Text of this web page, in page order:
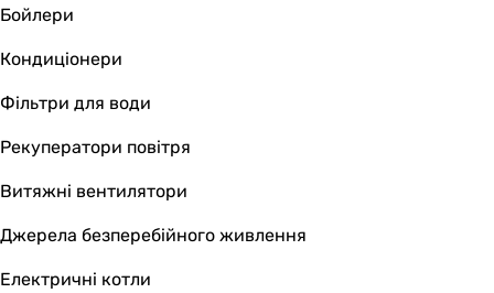
365 мм
780 мм
Вага
17.4 кг
6.4 кг
30.4 кг
Гарантія
Гарантія
24 міс.
Бойлери
Кондиціонери
Фільтри для води
Рекуператори повітря
Витяжні вентилятори
Джерела безперебійного живлення
Електричні котли